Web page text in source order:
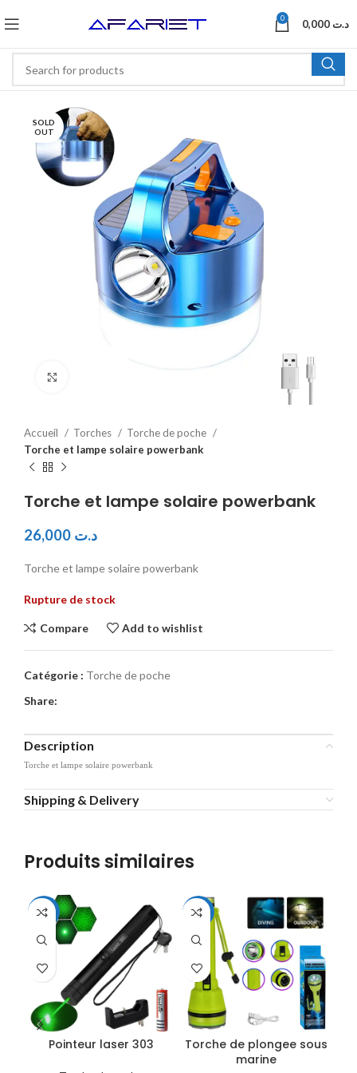
0 د.ت
SOLD
OUT
Accueil Torches
Torche de poche
Torche et lampe solaire powerbank
Torche et lampe solaire powerbank
د.ت
Torche et lampe solaire powerbank
Rupture de stock
Compare Add to wishlist
Catégorie : Torche de poche
Share:
Description
Torche et lampe solaire powerbank
Shipping & Delivery
Produits similaires
-22%
Pointeur laser 303
-29%
Torche de plongee sous
marine